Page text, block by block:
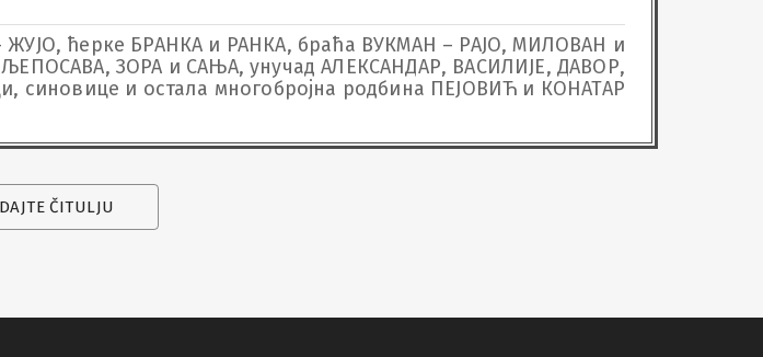
ћерке БРАНКА и РАНКА, браћа ВУКМАН – РАЈО, МИЛОВАН и
ЗОРА и САЊА, унучад АЛЕКСАНДАР, ВАСИЛИЈЕ, ДАВОР,
и остала многобројна родбина ПЕЈОВИЋ и КОНАТАР
ČITULJU